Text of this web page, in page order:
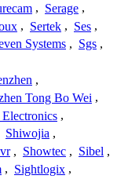
, Serage ,
, Sertek , Ses ,
Systems , Sgs ,
,
Tong Bo Wei ,
,
Shiwojia ,
, Showtec , Sibel ,
, Sightlogix ,